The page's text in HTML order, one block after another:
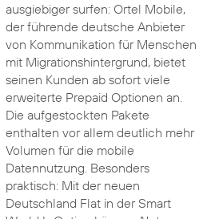
ausgiebiger surfen: Ortel Mobile,
der führende deutsche Anbieter
von Kommunikation für Menschen
mit Migrationshintergrund, bietet
seinen Kunden ab sofort viele
erweiterte Prepaid Optionen an.
Die aufgestockten Pakete
enthalten vor allem deutlich mehr
Volumen für die mobile
Datennutzung. Besonders
praktisch: Mit der neuen
Deutschland Flat in der Smart